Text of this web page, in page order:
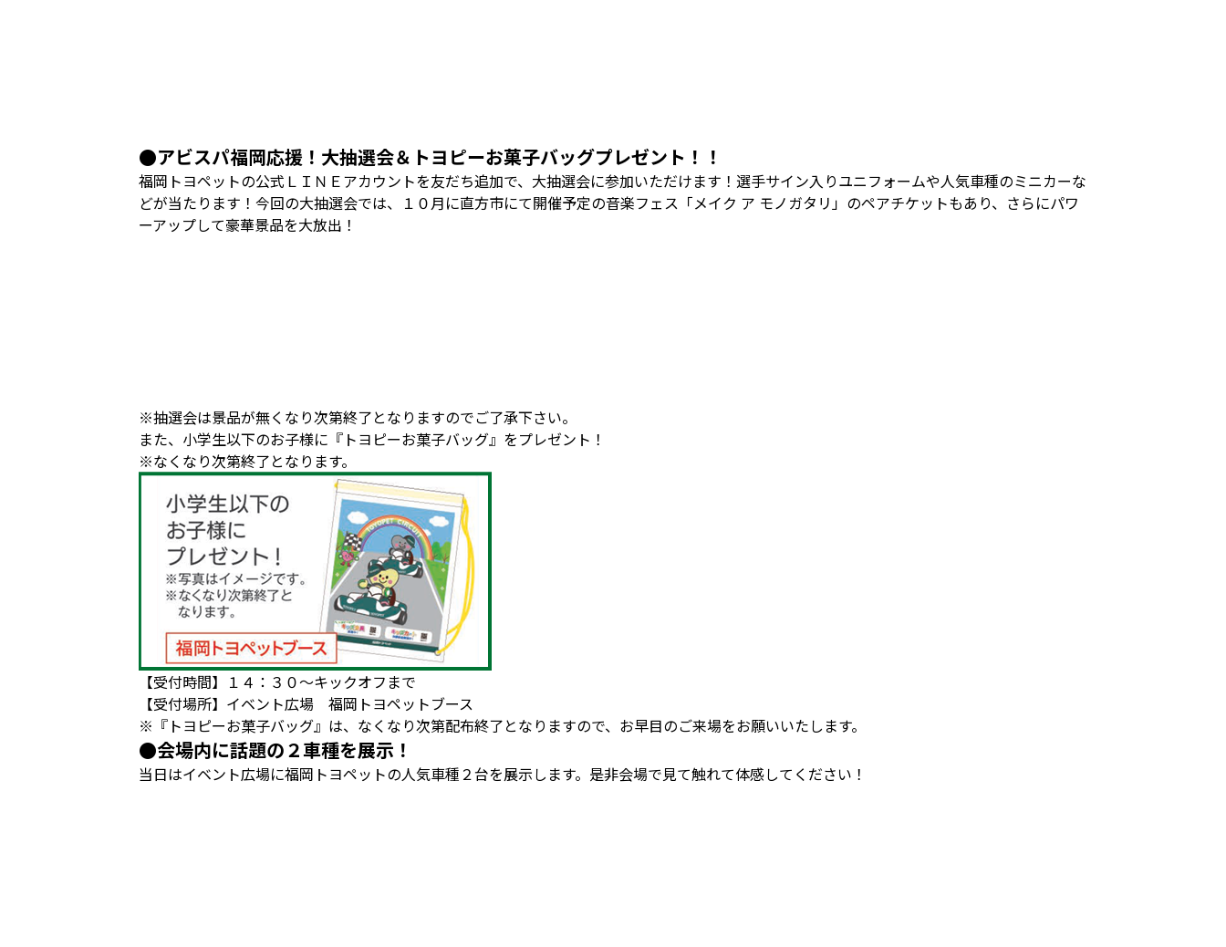
●アビスパ福岡応援！大抽選会＆トヨピーお菓子バッグプレゼント！！
福岡トヨペットの公式ＬＩＮＥアカウントを友だち追加で、大抽選会に参加いただけます！選手サイン入りユニフォームや人気車種のミニカーな
どが当たります！今回の大抽選会では、１０月に直方市にて開催予定の音楽フェス「メイク ア モノガタリ」のペアチケットもあり、さらにパワ
ーアップして豪華景品を大放出！
※抽選会は景品が無くなり次第終了となりますのでご了承下さい。
また、小学生以下のお子様に『トヨピーお菓子バッグ』をプレゼント！
※なくなり次第終了となります。
【受付時間】１４：３０～キックオフまで
【受付場所】イベント広場 福岡トヨペットブース
※『トヨピーお菓子バッグ』は、なくなり次第配布終了となりますので、お早目のご来場をお願いいたします。
●会場内に話題の２車種を展示！
当日はイベント広場に福岡トヨペットの人気車種２台を展示します。是非会場で見て触れて体感してください！